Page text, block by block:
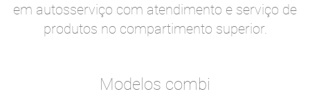
em autosserviço com atendimento e serviço de
produtos no compartimento superior.
Modelos combi